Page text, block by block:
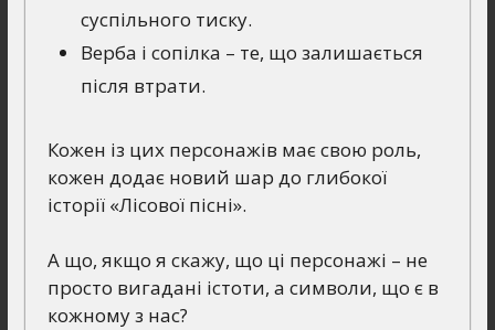
суспільного тиску.
Верба і сопілка – те, що залишається
після втрати.
Кожен із цих персонажів має свою роль,
кожен додає новий шар до глибокої
історії «Лісової пісні».
А що, якщо я скажу, що ці персонажі – не
просто вигадані істоти, а символи, що є в
кожному з нас?